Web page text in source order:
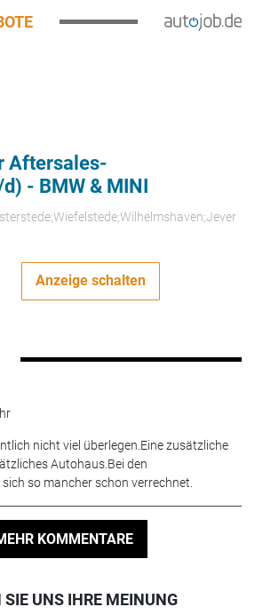
Aftersales-
- BMW & MINI
Anzeige schalten
nicht viel überlegen.Eine zusätzliche
Autohaus.Bei den
so mancher schon verrechnet.
KOMMENTARE
SIE UNS IHRE MEINUNG